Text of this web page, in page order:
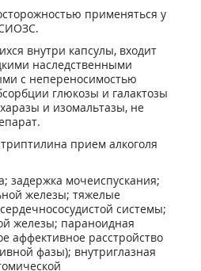
применяться у
внутри капсулы, входит
наследственными
с непереносимостью
глюкозы и галактозы
и изомальтазы, не
прием алкоголя
задержка мочеиспускания;
железы; тяжелые
системы;
железы; параноидная
аффективное расстройство
фазы); внутриглазная